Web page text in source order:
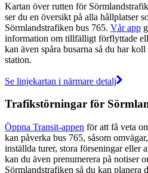
Kartan över rutten för
ser du en översikt på alla hållplatser
Sörmlandstrafiken bus 765. Vår app
information om tillfälligt förflyttade
kan även spåra busarna så du har
station.
Se linjekartan i närmare detalj
Trafikstörningar för
Öppna Transit-appen för att få veta
kan påverka bus 765, såsom
inställda turer, stora förseningar eller
kan du även prenumerera på notiser
Sörmlandstrafiken så du kan planera